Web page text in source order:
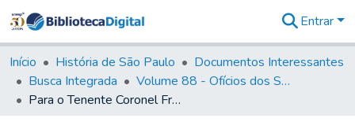
&
Coleções
Tudo na
Biblioteca
Entrar
Início História de São Paulo
Documentos Interessantes
Busca Integrada
Volume 88 - Ofícios dos Senhores Governadores Interinos da Capitania de São Paulo (1817- 1819)
Para o Tenente Coronel Frederico Luiz Guilherme Varnhagen